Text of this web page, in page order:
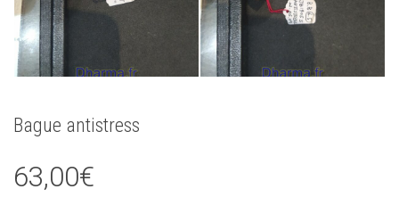
Bague antistress
63,00€